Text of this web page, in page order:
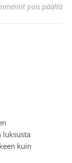
pois päältä
luksusta
kuin